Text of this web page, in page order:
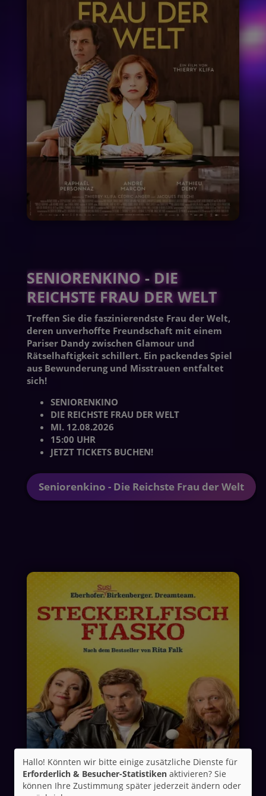
SENIORENKINO - DIE
REICHSTE FRAU DER WELT
Treffen Sie die faszinierendste Frau der Welt,
deren unverhoffte Freundschaft mit einem
Pariser Dandy zwischen Glamour und
Rätselhaftigkeit schillert. Ein packendes Spiel
aus Bewunderung und Misstrauen entfaltet
sich!
SENIORENKINO
DIE REICHSTE FRAU DER WELT
MI. 12.08.2026
15:00 UHR
JETZT TICKETS BUCHEN!
Seniorenkino - Die Reichste Frau der Welt
Hallo! Könnten wir bitte einige zusätzliche Dienste für
Erforderlich & Besucher-Statistiken aktivieren? Sie
können Ihre Zustimmung später jederzeit ändern oder